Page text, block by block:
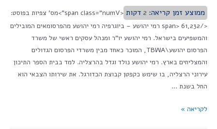
ממוצע זמן קריאה: 2 דקות
<span class="numV">מס' צפיות בפוסט:
</span> 61,232 רמי יהושע – ביוגרפיה רמי יהושע מהפרסומאים המובילים
והמשפיעים בישראל. רמי יהושע יו"ר ומנהל עסקים ראשי של משרד
הפרסום יהושע\TBWA, המוכר כאחד מבין משרדי הפרסום הגדולים
והמצליחים בארץ. רמי יהושע נולד וגדל בהרצליה. למד בבית הספר התיכון
עירוני הרצליה, בו שימש כקפטן קבוצת הכדורגל. את שירותו הצבאי הוא
החל בשנת …
לקריאה »